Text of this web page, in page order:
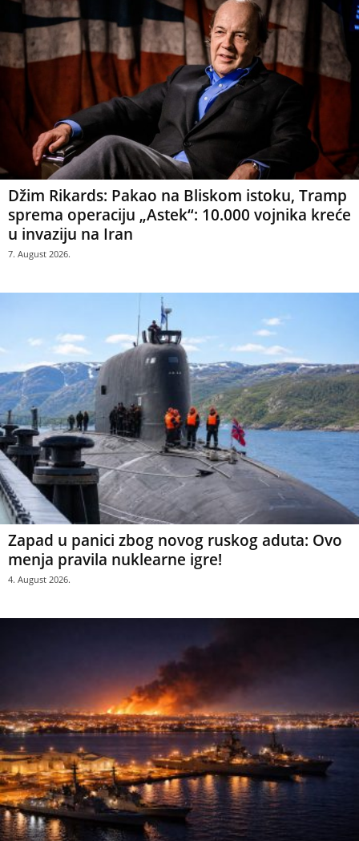
Džim Rikards: Pakao na Bliskom istoku, Tramp
sprema operaciju „Astek“: 10.000 vojnika kreće
u invaziju na Iran
7. August 2026.
Zapad u panici zbog novog ruskog aduta: Ovo
menja pravila nuklearne igre!
4. August 2026.